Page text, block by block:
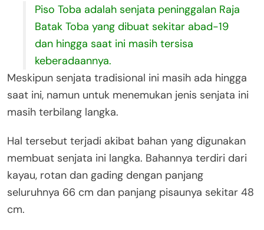
Piso Toba adalah senjata peninggalan Raja
Batak Toba yang dibuat sekitar abad-19
dan hingga saat ini masih tersisa
keberadaannya.
Meskipun senjata tradisional ini masih ada hingga
saat ini, namun untuk menemukan jenis senjata ini
masih terbilang langka.
Hal tersebut terjadi akibat bahan yang digunakan
membuat senjata ini langka. Bahannya terdiri dari
kayau, rotan dan gading dengan panjang
seluruhnya 66 cm dan panjang pisaunya sekitar 48
cm.